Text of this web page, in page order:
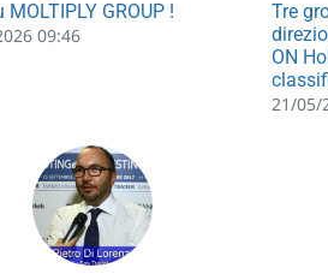
MOLTIPLY GROUP !
09:46
Tre
ON
21/05/